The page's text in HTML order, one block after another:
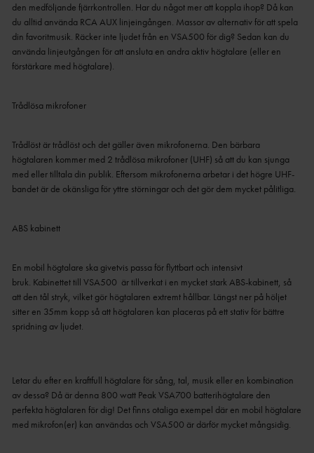
den medföljande fjärrkontrollen. Har du något mer att koppla ihop? Då kan
du alltid använda RCA AUX linjeingången. Massor av alternativ för att spela
din favoritmusik. Räcker inte ljudet från en VSA500 för dig? Sedan kan du
använda linjeutgången för att ansluta en andra aktiv högtalare (eller en
förstärkare med högtalare).
Trådlösa mikrofoner
Trådlöst är trådlöst och det gäller även mikrofonerna. Den bärbara
högtalaren kommer med 2 trådlösa mikrofoner (UHF) så att du kan sjunga
med eller tilltala din publik. Eftersom mikrofonerna arbetar i det högre UHF-
bandet är de okänsliga för yttre störningar och det gör dem mycket pålitliga.
ABS kabinett
En mobil högtalare ska givetvis passa för flyttbart och intensivt
bruk. Kabinettet till VSA500 är tillverkat i en mycket stark ABS-kabinett, så
att den tål stryk, vilket gör högtalaren extremt hållbar. Längst ner på höljet
sitter en 35mm kopp så att högtalaren kan placeras på ett stativ för bättre
spridning av ljudet.
Letar du efter en kraftfull högtalare för sång, tal, musik eller en kombination
av dessa? Då är denna 800 watt Peak VSA700 batterihögtalare den
perfekta högtalaren för dig! Det finns otaliga exempel där en mobil högtalare
med mikrofon(er) kan användas och VSA500 är därför mycket mångsidig.